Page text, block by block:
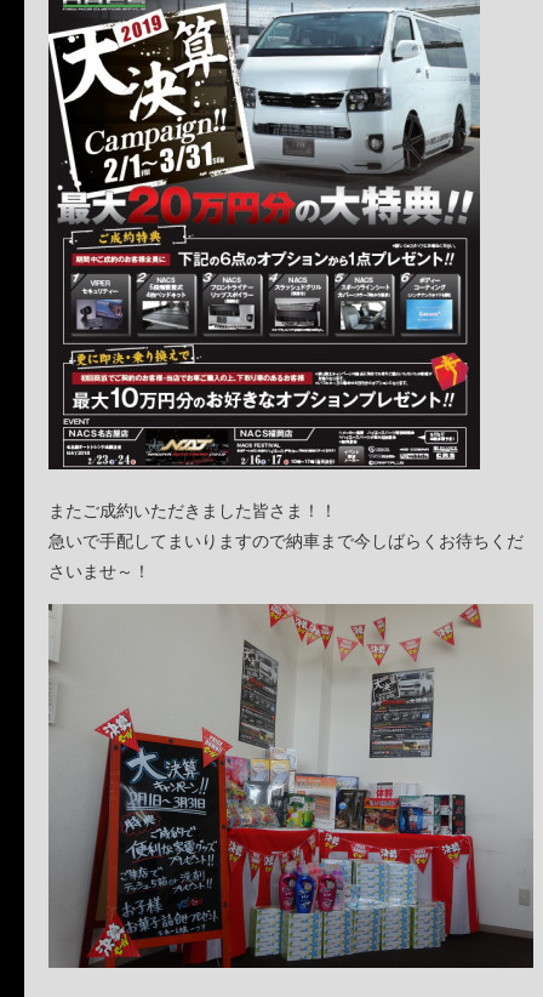
またご成約いただきました皆さま！！
急いで手配してまいりますので納車まで今しばらくお待ちくだ
さいませ～！